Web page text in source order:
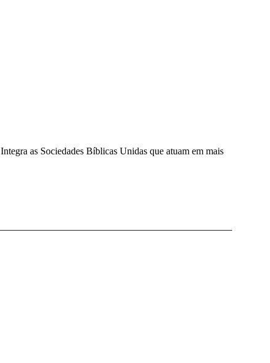
as Sociedades Bíblicas Unidas que atuam em mais